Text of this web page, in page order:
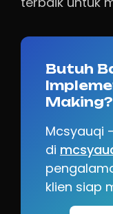
Butuh
Making?
Mcsyauqi
di
klien siap